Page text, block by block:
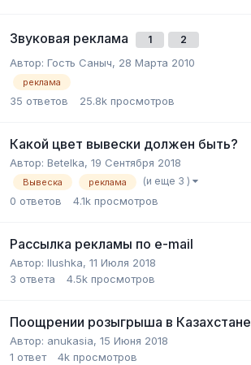
Звуковая реклама 1 2
Автор: Гость Саныч, 28 Марта 2010
реклама
35 ответов 25.8k просмотров
Какой цвет вывески должен быть?
Автор: Betelka, 19 Сентября 2018
Вывеска реклама (и еще 3 )
0 ответов 4.1k просмотров
Рассылка рекламы по e-mail
Автор: Ilushka, 11 Июля 2018
3 ответа 4.5k просмотров
Поощрении розыгрыша в Казахстане
Автор: anukasia, 15 Июня 2018
1 ответ 4k просмотров